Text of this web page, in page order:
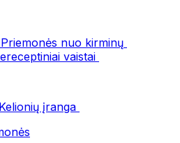
Priemonės nuo kirminų
vaistai
Kelionių įranga